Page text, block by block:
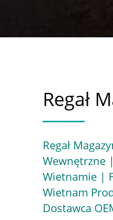
Regał
Regał
Wewnętrzne
Wietnamie |
Wietnam
Dostawca